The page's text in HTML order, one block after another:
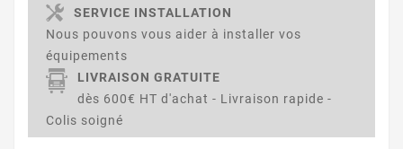
SERVICE INSTALLATION
Nous pouvons vous aider à installer vos
équipements
LIVRAISON GRATUITE
dès 600€ HT d'achat - Livraison rapide -
Colis soigné